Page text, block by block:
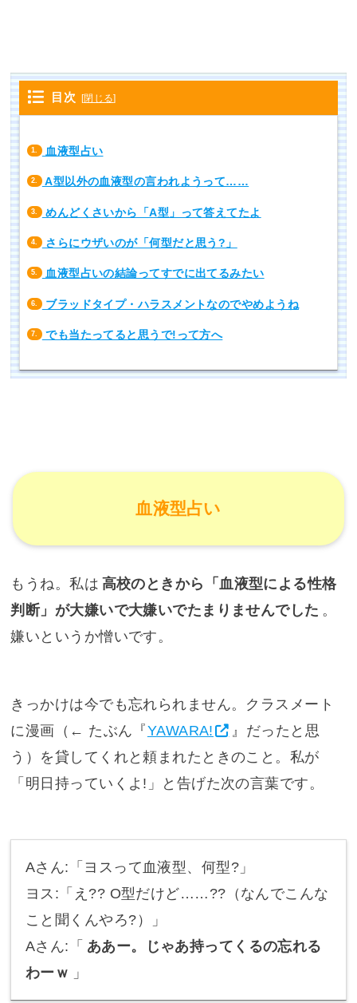
目次 [閉じる]
1. 血液型占い
2. A型以外の血液型の言われようって……
3. めんどくさいから「A型」って答えてたよ
4. さらにウザいのが「何型だと思う?」
5. 血液型占いの結論ってすでに出てるみたい
6. ブラッドタイプ・ハラスメントなのでやめようね
7. でも当たってると思うで!って方へ
血液型占い
もうね。私は 高校のときから「血液型による性格
判断」が大嫌いで大嫌いでたまりませんでした 。
嫌いというか憎いです。
きっかけは今でも忘れられません。クラスメート
に漫画（← たぶん『YAWARA!
』だったと思
う ）を貸してくれと頼まれたときのこと。私が
「明日持っていくよ!」と告げた次の言葉です。
Aさん:「ヨスって血液型、何型?」
ヨス:「え?? O型だけど……??（ なんでこんな
こと聞くんやろ? ）」
Aさん:「 ああー。じゃあ持ってくるの忘れる
わーｗ 」